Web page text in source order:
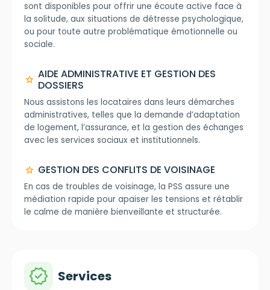
sont disponibles pour offrir une écoute active face à
la solitude, aux situations de détresse psychologique,
ou pour toute autre problématique émotionnelle ou
sociale.
star AIDE ADMINISTRATIVE ET GESTION DES
DOSSIERS
Nous assistons les locataires dans leurs démarches
administratives, telles que la demande d’adaptation
de logement, l’assurance, et la gestion des échanges
avec les services sociaux et institutionnels.
star GESTION DES CONFLITS DE VOISINAGE
En cas de troubles de voisinage, la PSS assure une
médiation rapide pour apaiser les tensions et rétablir
le calme de manière bienveillante et structurée.
verified Services